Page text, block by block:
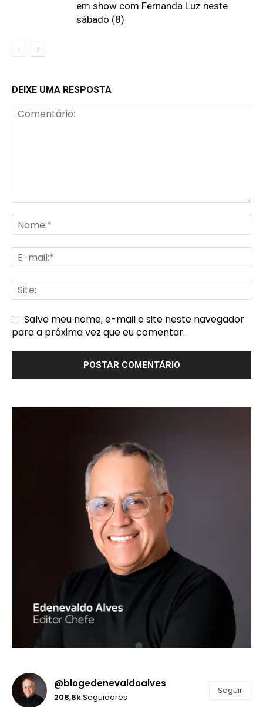
em show com Fernanda Luz neste
sábado (8)
DEIXE UMA RESPOSTA
Salve meu nome, e-mail e site neste navegador
para a próxima vez que eu comentar.
@blogedenevaldoalves
208,8kSeguidores
Seguir